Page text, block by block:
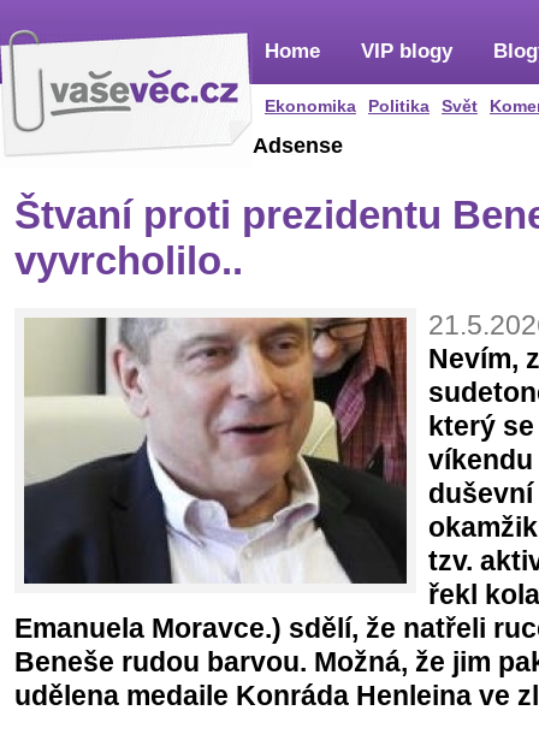
Home
Ekonomika Politika Svět
VIP blogy
Adsense
Štvaní proti prezidentu
vyvrcholilo..
Nevím,
který
tzv.
řekl
Emanuela Moravce.) sdělí, že natřeli
Beneše rudou barvou. Možná, že jim
udělena medaile Konráda Henleina ve